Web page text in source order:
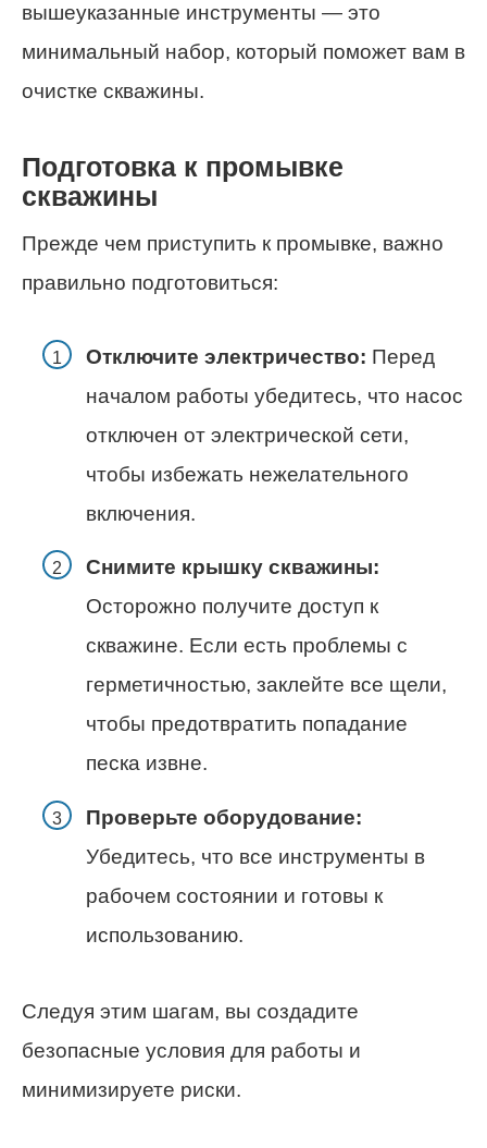
вышеуказанные инструменты — это
минимальный набор, который поможет вам в
очистке скважины.
Подготовка к промывке
скважины
Прежде чем приступить к промывке, важно
правильно подготовиться:
Отключите электричество: Перед
началом работы убедитесь, что насос
отключен от электрической сети,
чтобы избежать нежелательного
включения.
Снимите крышку скважины:
Осторожно получите доступ к
скважине. Если есть проблемы с
герметичностью, заклейте все щели,
чтобы предотвратить попадание
песка извне.
Проверьте оборудование:
Убедитесь, что все инструменты в
рабочем состоянии и готовы к
использованию.
Следуя этим шагам, вы создадите
безопасные условия для работы и
минимизируете риски.